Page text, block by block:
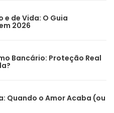
de Vida: O Guia
2026
Bancário: Proteção Real
Quando o Amor Acaba (ou